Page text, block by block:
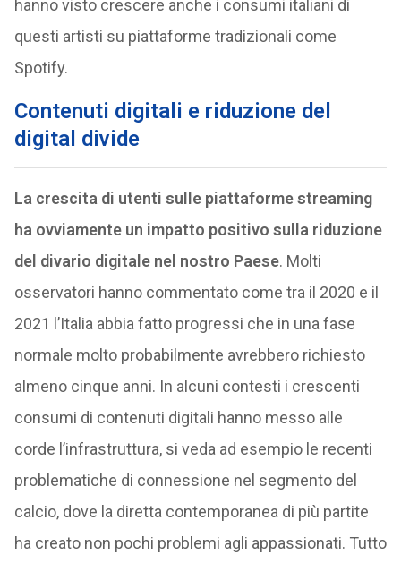
hanno visto crescere anche i consumi italiani di
questi artisti su piattaforme tradizionali come
Spotify.
Contenuti digitali e riduzione del
digital divide
La crescita di utenti sulle piattaforme streaming
ha ovviamente un impatto positivo sulla riduzione
del divario digitale nel nostro Paese. Molti
osservatori hanno commentato come tra il 2020 e il
2021 l’Italia abbia fatto progressi che in una fase
normale molto probabilmente avrebbero richiesto
almeno cinque anni. In alcuni contesti i crescenti
consumi di contenuti digitali hanno messo alle
corde l’infrastruttura, si veda ad esempio le recenti
problematiche di connessione nel segmento del
calcio, dove la diretta contemporanea di più partite
ha creato non pochi problemi agli appassionati. Tutto